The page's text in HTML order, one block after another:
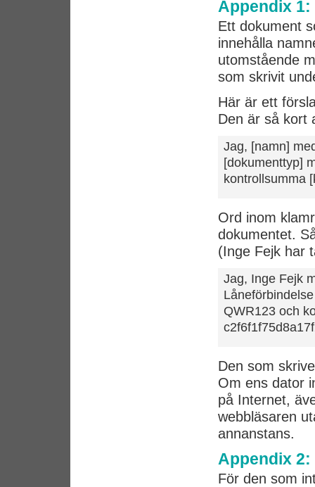
Appendix
Ett dokument
innehålla
utomstående
som skrivit
Här är ett
Den är så kort
Jag, [namn]
[dokumenttyp]
kontrollsumma
Ord inom
dokumentet.
(Inge Fejk har
Jag, Inge Fejk
QWR123 och
Den som
Om ens dator
på Internet,
webbläsaren
annanstans.
Appendix 2:
För den som